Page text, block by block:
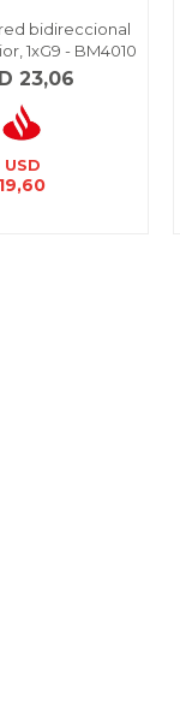
bidireccional
1xG9 - BM4010
23,06
USD
19,60